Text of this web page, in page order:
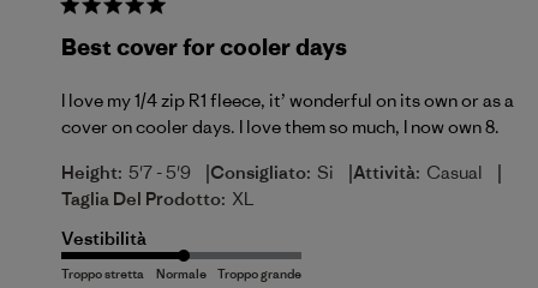
Best cover for cooler days
I love my 1/4 zip R1 fleece, it’ wonderful on its own or as a
cover on cooler days. I love them so much, I now own 8.
Height: 5'7 - 5'9 |Consigliato: Si |Attività: Casual |
Taglia Del Prodotto: XL
Vestibilità